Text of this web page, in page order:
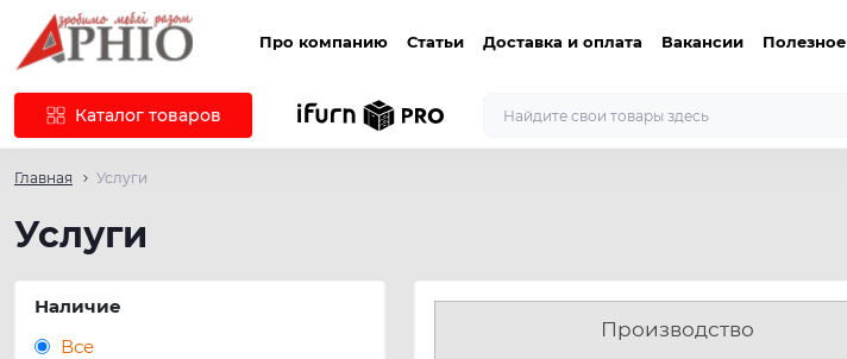
Про компанию Статьи Доставка и оплата Вакансии Полезное
Каталог товаров
Главная Услуги
Услуги
Наличие
Все
Производство